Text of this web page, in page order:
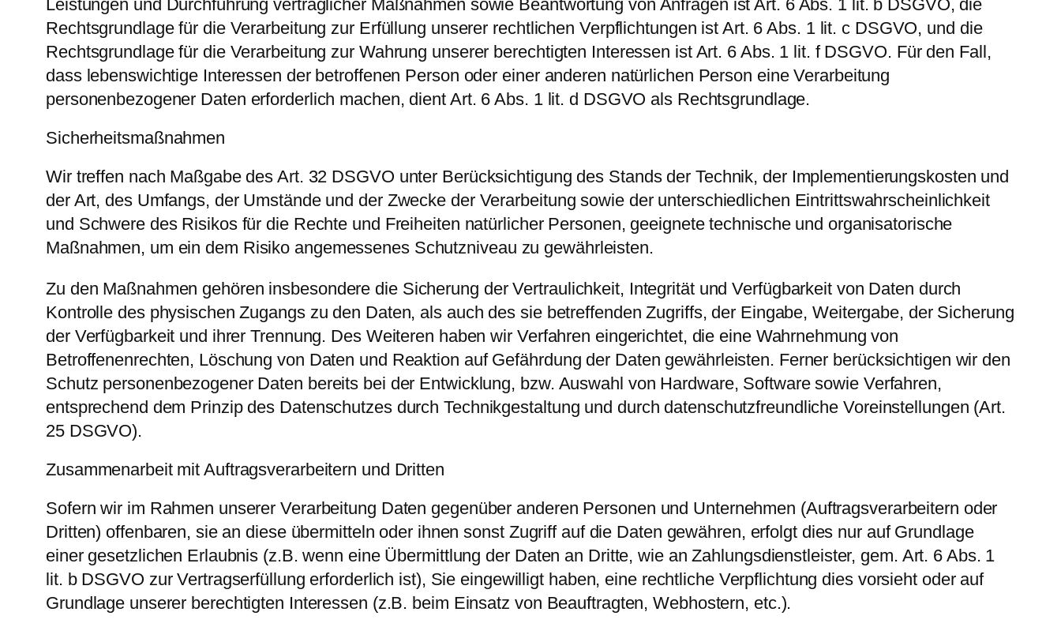
Leistungen und Durchführung vertraglicher Maßnahmen sowie Beantwortung von Anfragen ist Art. 6 Abs. 1 lit. b DSGVO, die
Rechtsgrundlage für die Verarbeitung zur Erfüllung unserer rechtlichen Verpflichtungen ist Art. 6 Abs. 1 lit. c DSGVO, und die
Rechtsgrundlage für die Verarbeitung zur Wahrung unserer berechtigten Interessen ist Art. 6 Abs. 1 lit. f DSGVO. Für den Fall,
dass lebenswichtige Interessen der betroffenen Person oder einer anderen natürlichen Person eine Verarbeitung
personenbezogener Daten erforderlich machen, dient Art. 6 Abs. 1 lit. d DSGVO als Rechtsgrundlage.
Sicherheitsmaßnahmen
Wir treffen nach Maßgabe des Art. 32 DSGVO unter Berücksichtigung des Stands der Technik, der Implementierungskosten und
der Art, des Umfangs, der Umstände und der Zwecke der Verarbeitung sowie der unterschiedlichen Eintrittswahrscheinlichkeit
und Schwere des Risikos für die Rechte und Freiheiten natürlicher Personen, geeignete technische und organisatorische
Maßnahmen, um ein dem Risiko angemessenes Schutzniveau zu gewährleisten.
Zu den Maßnahmen gehören insbesondere die Sicherung der Vertraulichkeit, Integrität und Verfügbarkeit von Daten durch
Kontrolle des physischen Zugangs zu den Daten, als auch des sie betreffenden Zugriffs, der Eingabe, Weitergabe, der Sicherung
der Verfügbarkeit und ihrer Trennung. Des Weiteren haben wir Verfahren eingerichtet, die eine Wahrnehmung von
Betroffenenrechten, Löschung von Daten und Reaktion auf Gefährdung der Daten gewährleisten. Ferner berücksichtigen wir den
Schutz personenbezogener Daten bereits bei der Entwicklung, bzw. Auswahl von Hardware, Software sowie Verfahren,
entsprechend dem Prinzip des Datenschutzes durch Technikgestaltung und durch datenschutzfreundliche Voreinstellungen (Art.
25 DSGVO).
Zusammenarbeit mit Auftragsverarbeitern und Dritten
Sofern wir im Rahmen unserer Verarbeitung Daten gegenüber anderen Personen und Unternehmen (Auftragsverarbeitern oder
Dritten) offenbaren, sie an diese übermitteln oder ihnen sonst Zugriff auf die Daten gewähren, erfolgt dies nur auf Grundlage
einer gesetzlichen Erlaubnis (z.B. wenn eine Übermittlung der Daten an Dritte, wie an Zahlungsdienstleister, gem. Art. 6 Abs. 1
lit. b DSGVO zur Vertragserfüllung erforderlich ist), Sie eingewilligt haben, eine rechtliche Verpflichtung dies vorsieht oder auf
Grundlage unserer berechtigten Interessen (z.B. beim Einsatz von Beauftragten, Webhostern, etc.).